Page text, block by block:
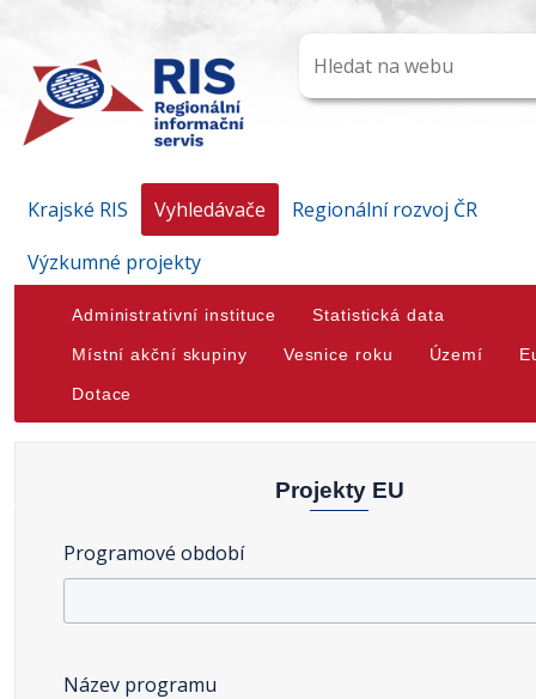
Krajské RIS Vyhledávače
Regionální rozvoj ČR
Výzkumné projekty
Administrativní instituce Statistická data
Místní akční skupiny Vesnice roku Území
Dotace
Projekty EU
Programové období
Název programu